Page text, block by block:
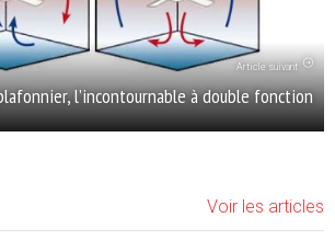
Article suivant
l’incontournable à double fonction
Voir les articles